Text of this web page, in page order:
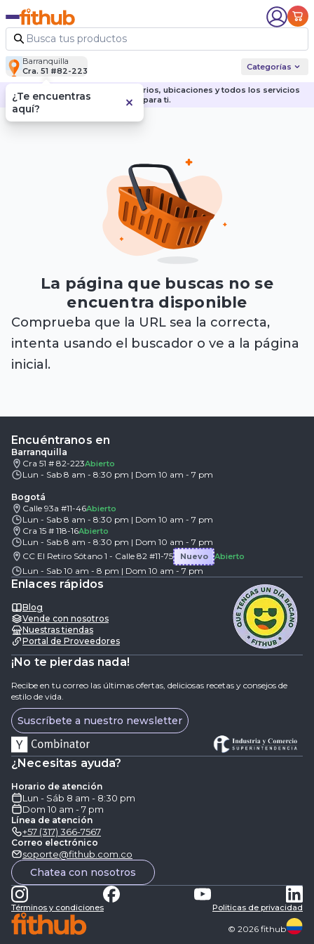
Barranquilla
Cra. 51 #82-223
Categorías
Descubre nuestras sedes, horarios, ubicaciones y todos los servicios
para ti.
La página que buscas no se
encuentra disponible
Comprueba que la URL sea la correcta,
intenta usando el buscador o ve a la página
inicial.
Encuéntranos en
Barranquilla
Cra 51 # 82-223Abierto
Lun - Sab 8 am - 8:30 pm | Dom 10 am - 7 pm
Bogotá
Calle 93a #11-46Abierto
Lun - Sab 8 am - 8:30 pm | Dom 10 am - 7 pm
Cra 15 # 118-16Abierto
Lun - Sab 8 am - 8:30 pm | Dom 10 am - 7 pm
CC El Retiro Sótano 1 - Calle 82 #11-75
Nuevo Abierto
Lun - Sab 10 am - 8 pm | Dom 10 am - 7 pm
Enlaces rápidos
Blog
Vende con nosotros
Nuestras tiendas
Portal de Proveedores
¡No te pierdas nada!
Recibe en tu correo las últimas ofertas, deliciosas recetas y consejos de
estilo de vida.
Suscríbete a nuestro newsletter
¿Necesitas ayuda?
Horario de atención
Lun - Sáb 8 am - 8:30 pm
Dom 10 am - 7 pm
Línea de atención
+57 (317) 366-7567
Correo electrónico
soporte@fithub.com.co
Chatea con nosotros
Términos y condiciones Politicas de privacidad
© 2026 fithub
¿Te encuentras
aquí?